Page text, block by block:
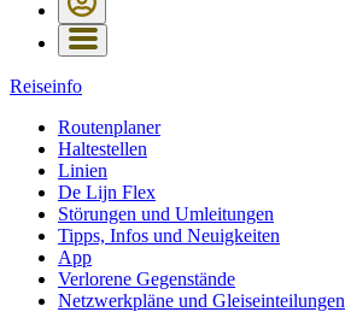
Reiseinfo
Routenplaner
Haltestellen
Linien
De Lijn Flex
Störungen und Umleitungen
Tipps, Infos und Neuigkeiten
App
Verlorene Gegenstände
Netzwerkpläne und Gleiseinteilungen